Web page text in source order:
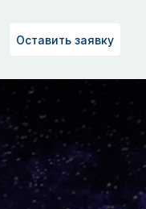
Оставить заявку